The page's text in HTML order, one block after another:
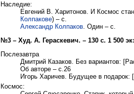
Наследие:
Евгений В. Харитонов. И Космос
Колпакове) – с.
Александр Колпаков. Один – с.
№3 – Худ. А. Гераскевич. – 130 с. 1 500
Послезавтра
Дмитрий Казаков. Без вариантов:
Об авторе – с.26
Игорь Харичев. Будущее в подарок:
Космос: